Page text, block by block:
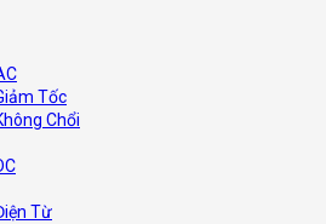
Tốc
Chổi
Từ